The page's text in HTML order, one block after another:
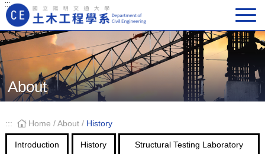
:::
Main Navigation
About
::: Home / About/ History
Introduction History Structural Testing Laboratory